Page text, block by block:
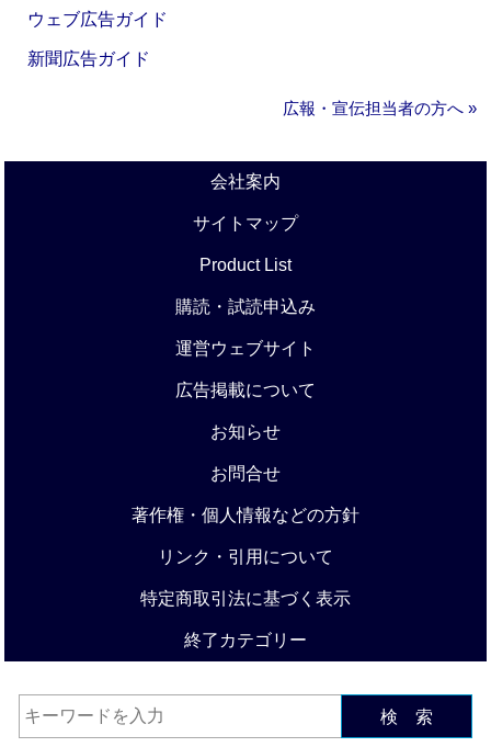
ウェブ広告ガイド
新聞広告ガイド
広報・宣伝担当者の方へ »
会社案内
サイトマップ
Product List
購読・試読申込み
運営ウェブサイト
広告掲載について
お知らせ
お問合せ
著作権・個人情報などの方針
リンク・引用について
特定商取引法に基づく表示
終了カテゴリー
検 索